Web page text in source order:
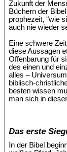
Zukunft der
Büchern der
prophezeit, "wie
auch nie wieder
Eine schwere
diese Aussagen
Offenbarung für
des einen und
alles –
biblisch-
besten wissen
man sich in
Das erste
In der Bibel